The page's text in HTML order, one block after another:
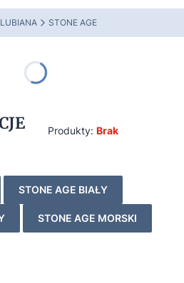
LUBIANA STONE AGE
Produkty: Brak
STONE AGE BIAŁY
STONE AGE MORSKI